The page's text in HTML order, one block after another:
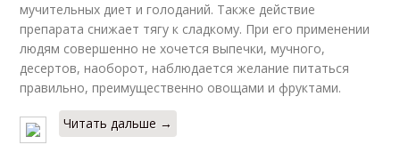
мучительных диет и голоданий. Также действие
препарата снижает тягу к сладкому. При его применении
людям совершенно не хочется выпечки, мучного,
десертов, наоборот, наблюдается желание питаться
правильно, преимущественно овощами и фруктами.
Читать дальше →